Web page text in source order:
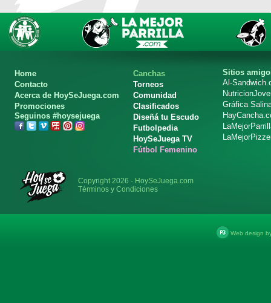
Home
Contacto
Acerca de HoySeJuega.com
Promociones
Seguinos #hoysejuega
Canchas
Torneos
Comunidad
Clasificados
Diseñá tu Escudo
Futbolpedia
HoySeJuega TV
Fútbol Femenino
Sitios
Al-
Gráfica
Copyright 2026 - HoySeJuega.com
Términos y Condiciones
Web design